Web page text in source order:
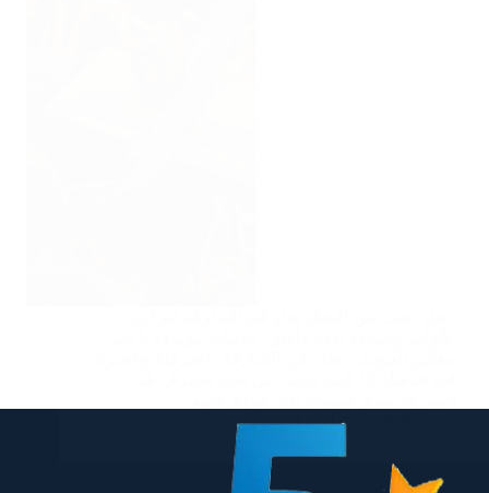
يناير 13, 2025